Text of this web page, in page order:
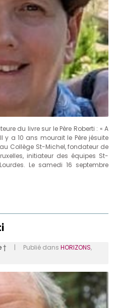
du livre sur le Père Roberti : « A
y a 10 ans mourait le Père jésuite
Collège St-Michel, fondateur de
initiateur des équipes St-
Le samedi 16 septembre
† | Publié dans HORIZONS,